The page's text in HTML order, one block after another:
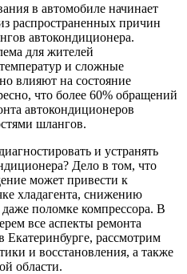
в автомобиле начинает
распространенных причин
автокондиционера.
для жителей
и сложные
влияют на состояние
что более 60% обращений
автокондиционеров
шлангов.
и устранять
Дело в том, что
может привести к
хладагента, снижению
поломке компрессора. В
все аспекты ремонта
Екатеринбурге, рассмотрим
и восстановления, а также
области.